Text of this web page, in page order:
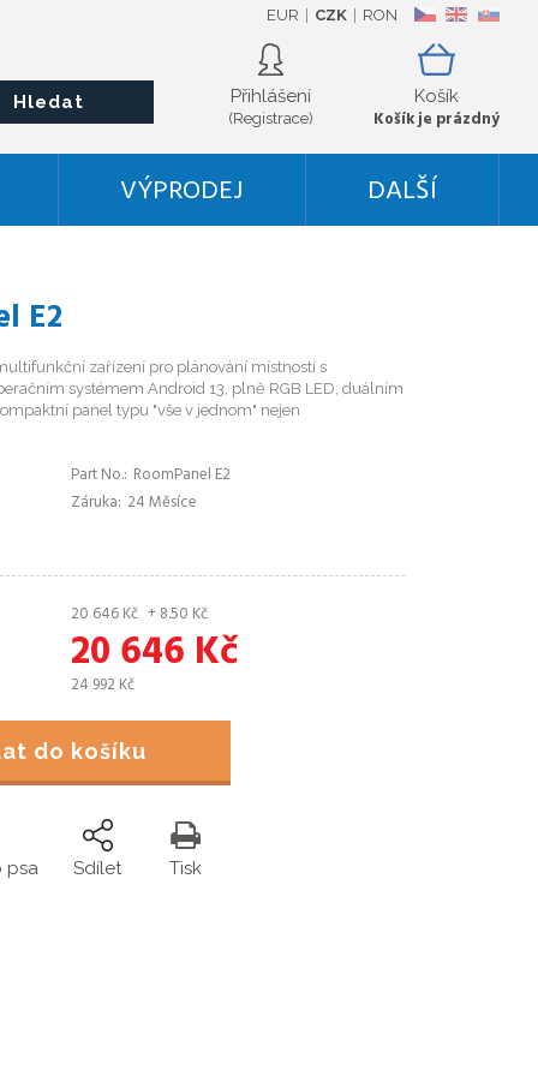
CZ EN SK
EUR CZK RON
Košík
Košík je prázdný
Přihlášení
(Registrace)
Hledat
VÝPRODEJ DALŠÍ
E2
zařízení pro plánování místností s
systémem Android 13, plně RGB LED, duálním
panel typu "vše v jednom" nejen
Part No. RoomPanel E2
Záruka 24 Měsíce
20 646Kč + 8.50 Kč
20 646 Kč
24 992Kč
do košíku
psa Sdílet Tisk